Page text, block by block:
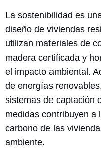
La sostenibilidad es
diseño de viviendas
utilizan materiales de
madera certificada y
el impacto ambiental.
de energías
sistemas de captación
medidas contribuyen a
carbono de las
ambiente.